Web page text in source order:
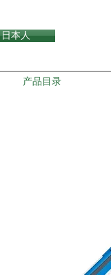
日本人
产品目录